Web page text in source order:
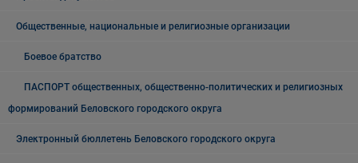
Общественные, национальные и религиозные организации
Боевое братство
ПАСПОРТ общественных, общественно-политических и религиозных
формирований Беловского городского округа
Электронный бюллетень Беловского городского округа